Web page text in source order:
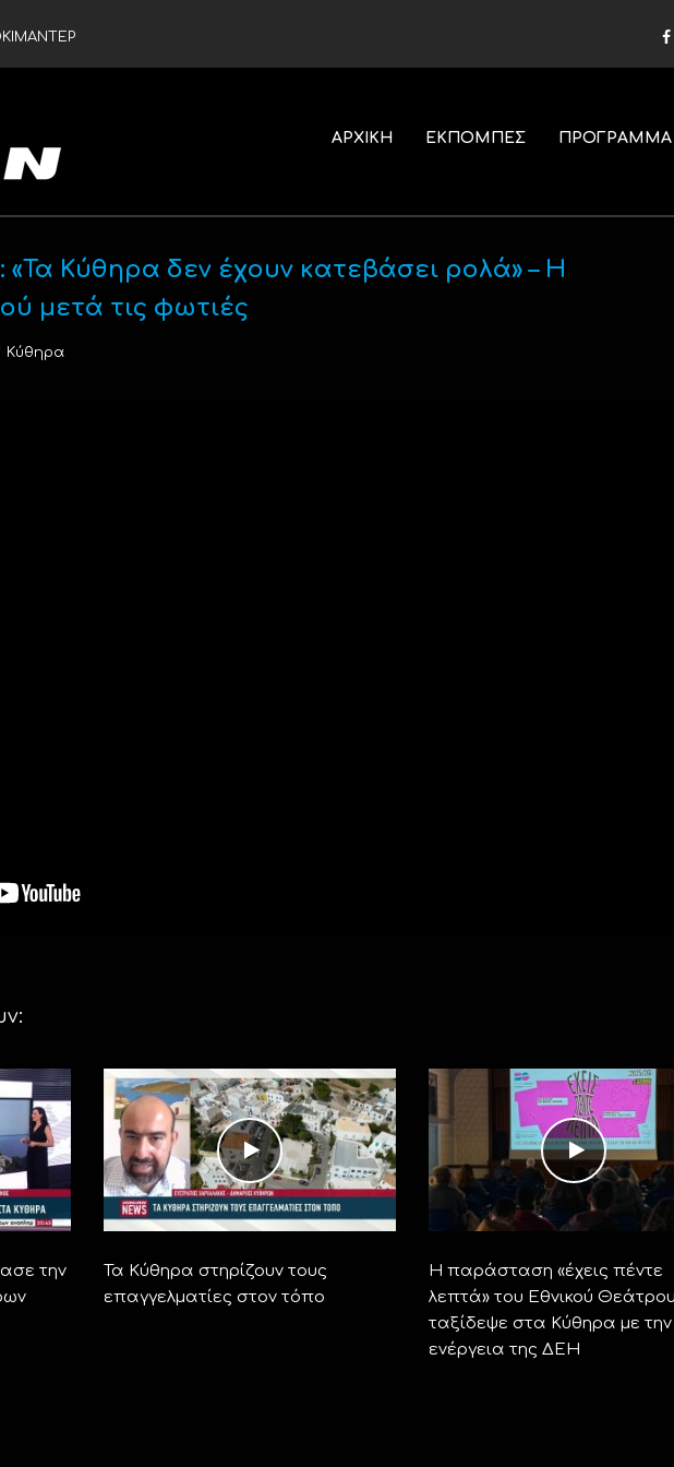
ΑΡΧΙΚΗ ΕΚΠΟΜΠΕΣ ΠΡΟΓΡΑΜΜΑ
Κύθηρα δεν έχουν κατεβάσει ρολά» – Η
μετά τις φωτιές
Κύθηρα
την
Τα Κύθηρα στηρίζουν τους
επαγγελματίες στον τόπο
Η παράσταση «έχεις πέντε
λεπτά» του Εθνικού
ταξίδεψε στα Κύθηρα με την
ενέργεια της ΔΕΗ